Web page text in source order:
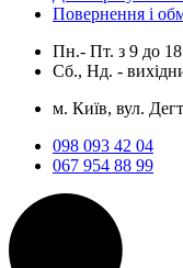
Повернення і
Пн.- Пт. з 9 до 18
Сб., Нд. -
м. Київ, вул.
098 093 42 04
067 954 88 99